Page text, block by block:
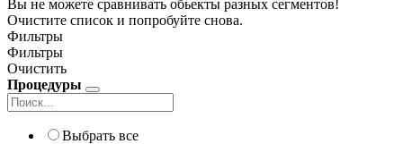
Вы не можете сравнивать обьекты разных сегментов!
Очистите список и попробуйте снова.
Фильтры
Фильтры
Очистить
Процедуры
Выбрать все